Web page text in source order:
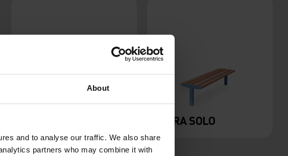
About
and to analyse our traffic. We also share
partners who may combine it with
VERA SOLO